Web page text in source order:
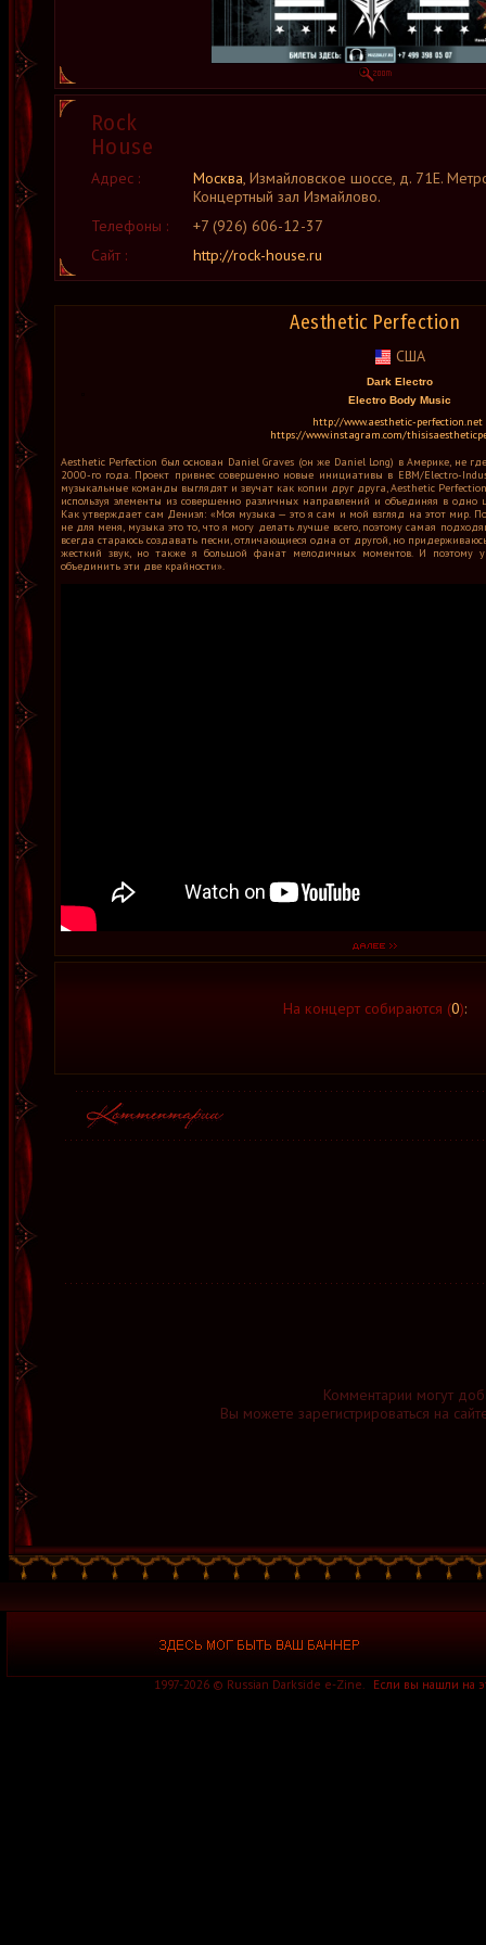
Rock
House
Адрес : Москва, Измайловское шоссе, д. 71Е.
Концертный зал Измайлово.
Телефоны :
+7 (926) 606-12-37
Сайт :
http://rock-house.ru
Aesthetic Perfection
США
Dark Electro
Electro Body Music
http://www.aesthetic-perfection.net
https://www.instagram.com/
Aesthetic Perfection был основан Daniel Graves (он же Daniel Long) в Америке, не
2000-го года. Проект привнес совершенно новые инициативы в EBM/Electro-
музыкальные команды выглядят и звучат как копии друг друга, Aesthetic
используя элементы из совершенно различных направлений и объединяя в одно
Как утверждает сам Дениэл: «Моя музыка — это я сам и мой взгляд на этот мир.
не для меня, музыка это то, что я могу делать лучше всего, поэтому самая
всегда стараюсь создавать песни, отличающиеся одна от другой, но
жесткий звук, но также я большой фанат мелодичных моментов. И поэтому
объединить эти две крайности».
На концерт собираются (0):
Комментарии могут
Вы можете зарегистрироваться на
1997-2026 © Russian Darkside e-Zine. Если вы нашли на